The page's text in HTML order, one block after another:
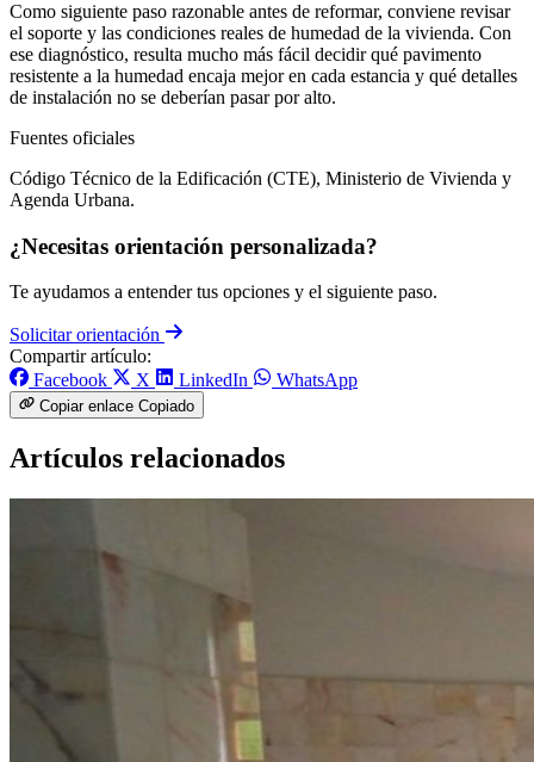
Como siguiente paso razonable antes de reformar, conviene revisar
el soporte y las condiciones reales de humedad de la vivienda. Con
ese diagnóstico, resulta mucho más fácil decidir qué pavimento
resistente a la humedad encaja mejor en cada estancia y qué detalles
de instalación no se deberían pasar por alto.
Fuentes oficiales
Código Técnico de la Edificación (CTE), Ministerio de Vivienda y
Agenda Urbana.
¿Necesitas orientación personalizada?
Te ayudamos a entender tus opciones y el siguiente paso.
Solicitar orientación
Compartir artículo:
Facebook
X LinkedIn WhatsApp
Copiar enlace Copiado
Artículos relacionados